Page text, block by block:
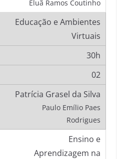
Eluã Ramos Coutinho
Educação e Ambientes
Virtuais
30h
02
Patrícia Grasel da Silva
Paulo Emílio Paes
Rodrigues
Ensino e
Aprendizagem na